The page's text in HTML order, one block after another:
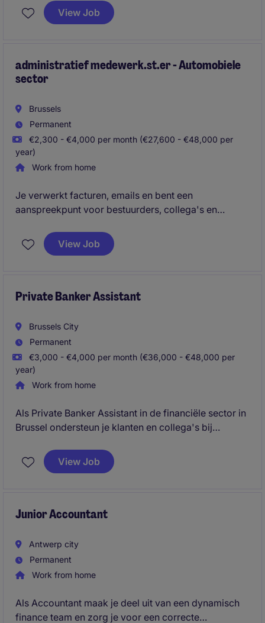
dienstverlening. Je draagt bij aan een efficiënt
incassoproces en helpt klanten bij het vinden van
View Job
administratief medewerk.st.er - Automobiele
sector
Brussels
Permanent
€2,300 - €4,000 per month (€27,600 - €48,000 per
year)
Work from home
Je verwerkt facturen, emails en bent een
aanspreekpunt voor bestuurders, collega's en
View Job
Private Banker Assistant
Brussels City
Permanent
€3,000 - €4,000 per month (€36,000 - €48,000 per
year)
Work from home
Als Private Banker Assistant in de financiële sector in
Brussel ondersteun je klanten en collega's bij
voor een vlotte administratieve opvolging en helpt bij
het beheren van klantendossiers.
View Job
Junior Accountant
Antwerp city
Permanent
Work from home
Als Accountant maak je deel uit van een dynamisch
finance team en zorg je voor een correcte